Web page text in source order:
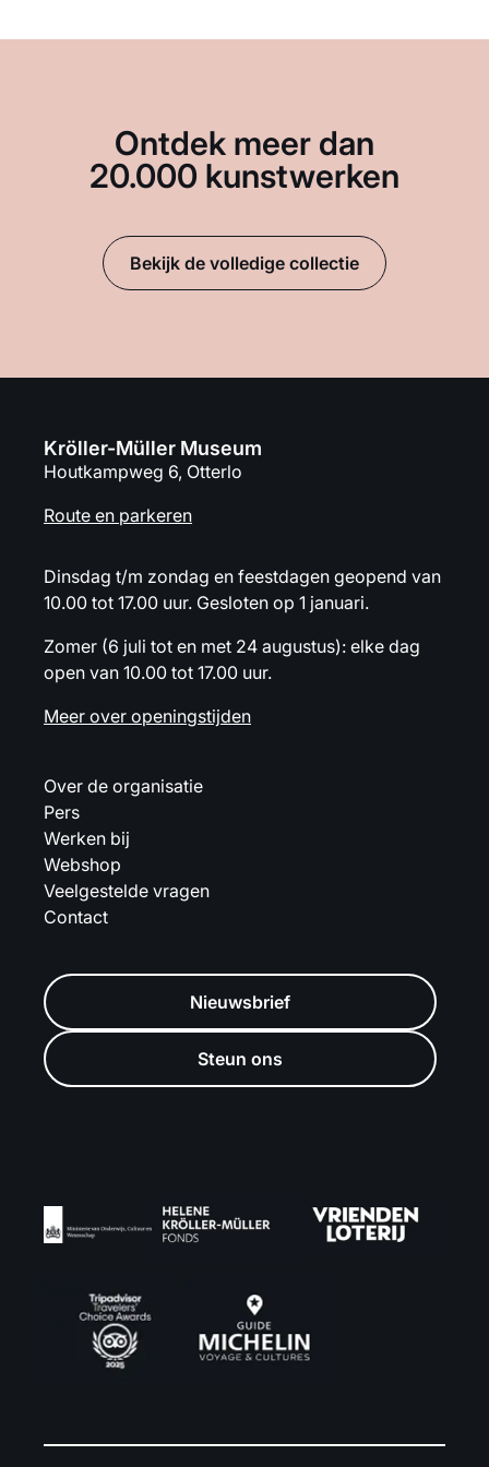
Ontdek meer dan
20.000 kunstwerken
Bekijk de volledige collectie
Kröller-Müller Museum
Houtkampweg 6, Otterlo
Route en parkeren
Dinsdag t/m zondag en feestdagen geopend van
10.00 tot 17.00 uur. Gesloten op 1 januari.
Zomer (6 juli tot en met 24 augustus): elke dag
open van 10.00 tot 17.00 uur.
Meer over openingstijden
Over de organisatie
Pers
Werken bij
Webshop
Veelgestelde vragen
Contact
Nieuwsbrief
Steun ons